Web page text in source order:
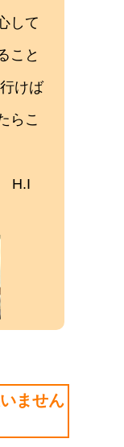
して
こと
けば
らこ
H.I
ません